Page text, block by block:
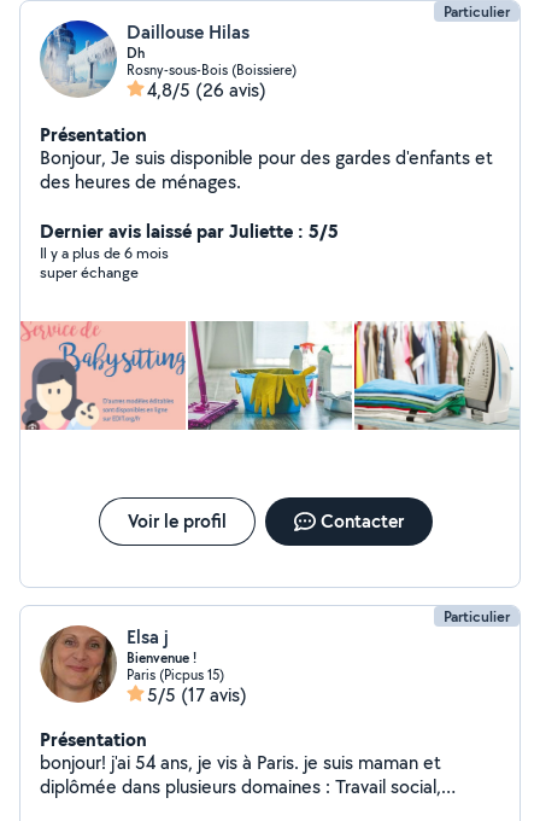
Particulier
Daillouse Hilas
Dh
Rosny-sous-Bois (Boissiere)
4,8/5 (26 avis)
Présentation
Bonjour, Je suis disponible pour des gardes d'enfants et
des heures de ménages.
Dernier avis laissé par Juliette : 5/5
Il y a plus de 6 mois
super échange
Voir le profil Contacter
Particulier
Elsa j
Bienvenue !
Paris (Picpus 15)
5/5 (17 avis)
Présentation
bonjour! j'ai 54 ans, je vis à Paris. je suis maman et
diplômée dans plusieurs domaines : Travail social,